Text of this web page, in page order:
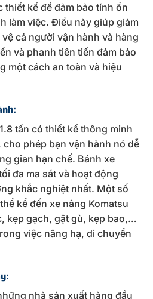
thiết kế để đảm bảo tính ổn
làm việc. Điều này giúp giảm
cả người vận hành và hàng
và phanh tiên tiến đảm bảo
một cách an toàn và hiệu
tấn có thiết kế thông minh
phép bạn vận hành nó dễ
gian hạn chế. Bánh xe
đa ma sát và hoạt động
khắc nghiệt nhất. Một số
kể đến xe nâng Komatsu
kẹp gạch, gật gù, kẹp bao,…
việc nâng hạ, di chuyển
nhà sản xuất hàng đầu